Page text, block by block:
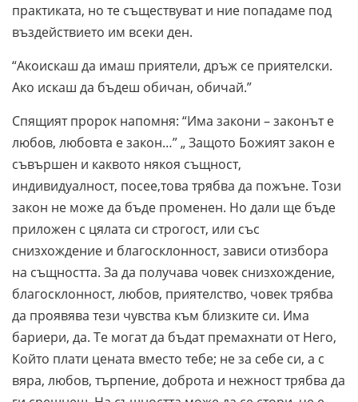
практиката, но те съществуват и ние попадаме под
въздействието им всеки ден.
“Акоискаш да имаш приятели, дръж се приятелски.
Ако искаш да бъдеш обичан, обичай.”
Спящият пророк напомня: “Има закони – законът е
любов, любовта е закон…” „ Защото Божият закон е
съвършен и каквото някоя същност,
индивидуалност, посее,това трябва да пожъне. Този
закон не може да бъде променен. Но дали ще бъде
приложен с цялата си строгост, или със
снизхождение и благосклонност, зависи отизбора
на същността. За да получава човек снизхождение,
благосклонност, любов, приятелство, човек трябва
да проявява тези чувства към близките си. Има
бариери, да. Те могат да бъдат премахнати от Него,
Който плати цената вместо тебе; не за себе си, а с
вяра, любов, търпение, доброта и нежност трябва да